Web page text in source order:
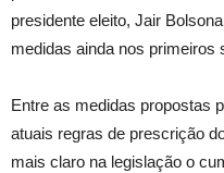
presidente eleito, Jair
medidas ainda nos primeiros
Entre as medidas propostas
atuais regras de prescrição
mais claro na legislação o